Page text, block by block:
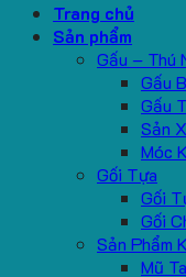
Trang chủ
Sản phẩm
Gấu – Thú
Gấu
Gấu
Sản
Móc
Gối Tựa
Gối
Gối
Sản Phẩm
Mũ